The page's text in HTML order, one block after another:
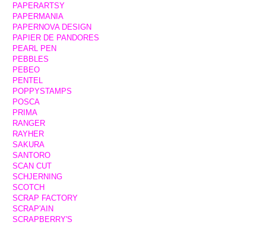
PAPERARTSY
PAPERMANIA
PAPERNOVA DESIGN
PAPIER DE PANDORES
PEARL PEN
PEBBLES
PEBEO
PENTEL
POPPYSTAMPS
POSCA
PRIMA
RANGER
RAYHER
SAKURA
SANTORO
SCAN CUT
SCHJERNING
SCOTCH
SCRAP FACTORY
SCRAP'AIN
SCRAPBERRY'S